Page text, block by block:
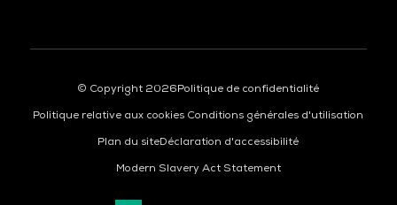
© Copyright 2026Politique de confidentialité
Politique relative aux cookies Conditions générales d'utilisation
Plan du siteDéclaration d'accessibilité
Modern Slavery Act Statement